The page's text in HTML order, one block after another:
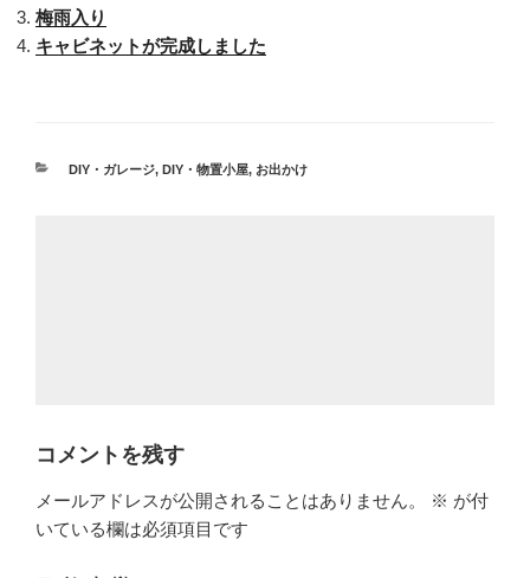
梅雨入り
キャビネットが完成しました
カ
DIY・ガレージ, DIY・物置小屋, お出かけ
コメントを残す
メールアドレスが公開されることはありません。 ※ が付
いている欄は必須項目です